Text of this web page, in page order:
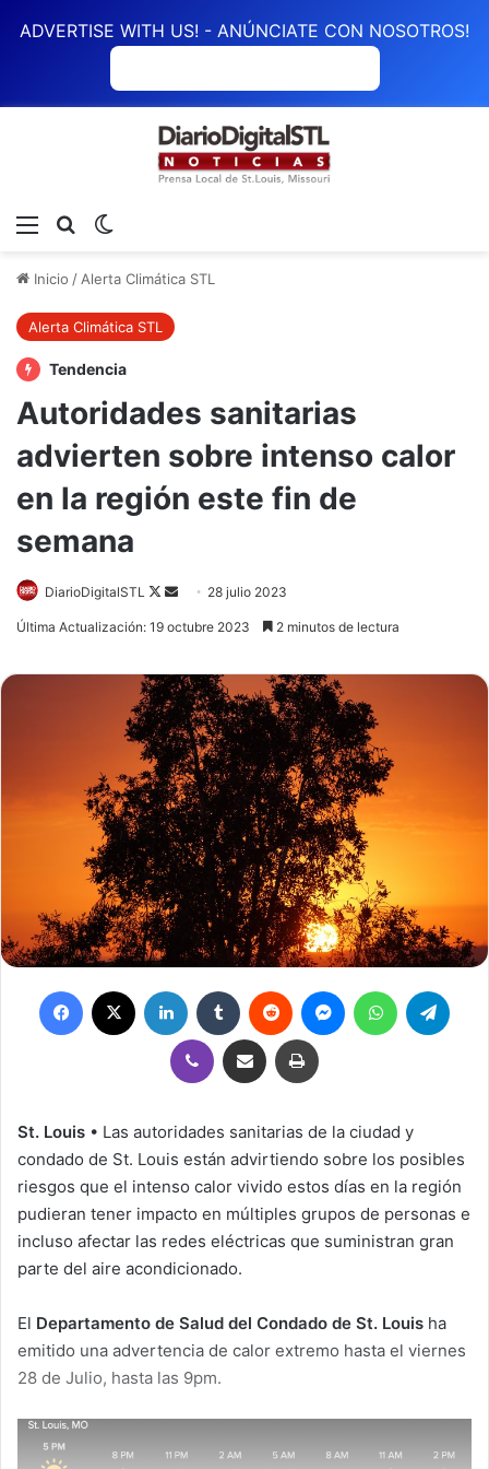
ADVERTISE WITH US! - ANÚNCIATE CON NOSOTROS!
Menú Buscar
Inicio / Alerta Climática STL
Alerta Climática STL
Tendencia
Autoridades sanitarias
advierten sobre intenso calor
en la región este fin de
semana
DiarioDigitalSTL
Follow
Send 28 julio 2023
Última Actualización: 19 octubre 2023 2 minutos de lectura
Facebook LinkedIn Tumblr Reddit MessengerWhatsApp
Viber Compartir por correo electrónicoImprimir
St. Louis • Las autoridades sanitarias de la ciudad y
condado de St. Louis están advirtiendo sobre los posibles
riesgos que el intenso calor vivido estos días en la región
pudieran tener impacto en múltiples grupos de personas e
incluso afectar las redes eléctricas que suministran gran
parte del aire acondicionado.
El Departamento de Salud del Condado de St. Louis ha
emitido una advertencia de calor extremo hasta el viernes
28 de Julio, hasta las 9pm.